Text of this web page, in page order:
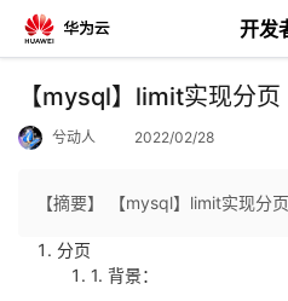
开发
返
【mysql】limit实现分页
兮动人 2022/02/28
【摘要】 【mysql】limit实现分页
分页
1. 背景：